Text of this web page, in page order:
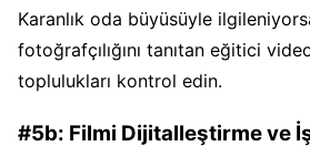
Karanlık oda büyüsüyle
fotoğrafçılığını tanıtan eğitici
toplulukları kontrol edin.
#5b: Filmi Dijitalleştirme ve